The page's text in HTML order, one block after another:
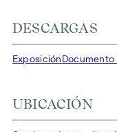
Más información en:
Herbststraße -
DESCARGAS
Exposición Documento
UBICACIÓN